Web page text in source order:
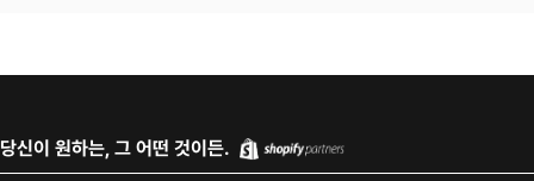
당신이 원하는, 그 어떤 것이든.